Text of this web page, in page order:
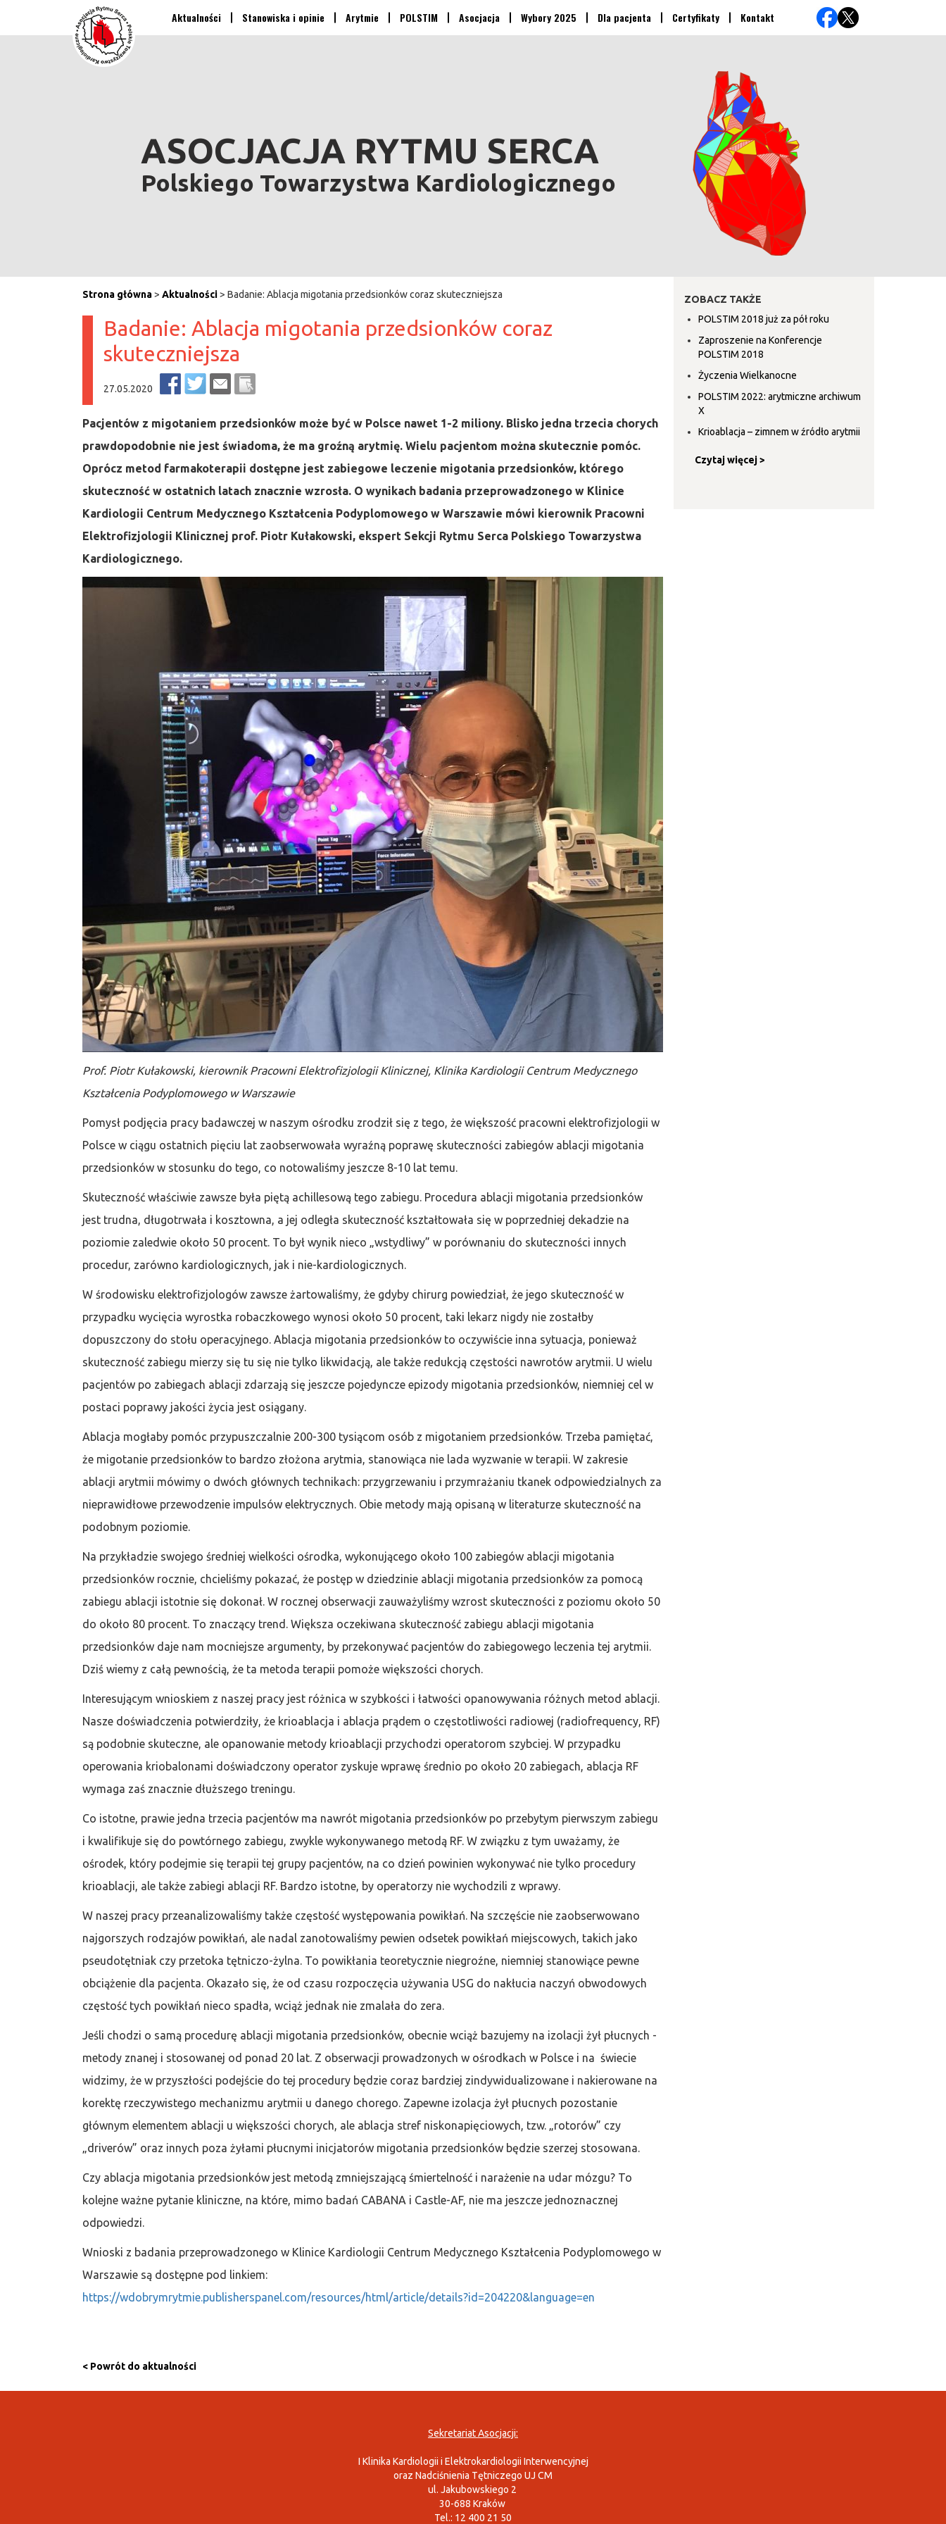
Aktualności Stanowiska i opinie Arytmie POLSTIM Asocjacja Wybory 2025 Dla pacjenta Certyfikaty Kontakt
ASOCJACJA RYTMU SERCA
Polskiego Towarzystwa Kardiologicznego
Strona główna> Aktualności> Badanie: Ablacja migotania przedsionków coraz skuteczniejsza
Badanie: Ablacja migotania przedsionków coraz
skuteczniejsza
27.05.2020
Pacjentów z migotaniem przedsionków może być w Polsce nawet 1-2 miliony. Blisko jedna trzecia chorych
prawdopodobnie nie jest świadoma, że ma groźną arytmię. Wielu pacjentom można skutecznie pomóc.
Oprócz metod farmakoterapii dostępne jest zabiegowe leczenie migotania przedsionków, którego
skuteczność w ostatnich latach znacznie wzrosła. O wynikach badania przeprowadzonego w Klinice
Kardiologii Centrum Medycznego Kształcenia Podyplomowego w Warszawie mówi kierownik Pracowni
Elektrofizjologii Klinicznej prof. Piotr Kułakowski, ekspert Sekcji Rytmu Serca Polskiego Towarzystwa
Kardiologicznego.
Prof. Piotr Kułakowski, kierownik Pracowni Elektrofizjologii Klinicznej, Klinika Kardiologii Centrum Medycznego
Kształcenia Podyplomowegow Warszawie
Pomysł podjęcia pracy badawczej w naszym ośrodku zrodził się z tego, że większość pracowni elektrofizjologii w
Polsce w ciągu ostatnich pięciu lat zaobserwowała wyraźną poprawę skuteczności zabiegów ablacji migotania
przedsionków w stosunku do tego, co notowaliśmy jeszcze 8-10 lat temu.
Skuteczność właściwie zawsze była piętą achillesową tego zabiegu. Procedura ablacji migotania przedsionków
jest trudna, długotrwała i kosztowna, a jej odległa skuteczność kształtowała się w poprzedniej dekadzie na
poziomie zaledwie około 50 procent. To był wynik nieco „wstydliwy” w porównaniu do skuteczności innych
procedur, zarówno kardiologicznych, jak i nie-kardiologicznych.
W środowisku elektrofizjologów zawsze żartowaliśmy, że gdyby chirurg powiedział, że jego skuteczność w
przypadku wycięcia wyrostka robaczkowego wynosi około 50 procent, taki lekarz nigdy nie zostałby
dopuszczony do stołu operacyjnego. Ablacja migotania przedsionków to oczywiście inna sytuacja, ponieważ
skuteczność zabiegu mierzy się tu się nie tylko likwidacją, ale także redukcją częstości nawrotów arytmii. U wielu
pacjentów po zabiegach ablacji zdarzają się jeszcze pojedyncze epizody migotania przedsionków, niemniej cel w
postaci poprawy jakości życia jest osiągany.
Ablacja mogłaby pomóc przypuszczalnie 200-300 tysiącom osób z migotaniem przedsionków. Trzeba pamiętać,
że migotanie przedsionków to bardzo złożona arytmia, stanowiąca nie lada wyzwanie w terapii. W zakresie
ablacji arytmii mówimy o dwóch głównych technikach: przygrzewaniu i przymrażaniu tkanek odpowiedzialnych za
nieprawidłowe przewodzenie impulsów elektrycznych. Obie metody mają opisaną w literaturze skuteczność na
podobnym poziomie.
Na przykładzie swojego średniej wielkości ośrodka, wykonującego około 100 zabiegów ablacji migotania
przedsionków rocznie, chcieliśmy pokazać, że postęp w dziedzinie ablacji migotania przedsionków za pomocą
zabiegu ablacji istotnie się dokonał. W rocznej obserwacji zauważyliśmy wzrost skuteczności z poziomu około 50
do około 80 procent. To znaczący trend. Większa oczekiwana skuteczność zabiegu ablacji migotania
przedsionków daje nam mocniejsze argumenty, by przekonywać pacjentów do zabiegowego leczenia tej arytmii.
Dziś wiemy z całą pewnością, że ta metoda terapii pomoże większości chorych.
Interesującym wnioskiem z naszej pracy jest różnica w szybkości i łatwości opanowywania różnych metod ablacji.
Nasze doświadczenia potwierdziły, że krioablacja i ablacja prądem o częstotliwości radiowej (radiofrequency, RF)
są podobnie skuteczne, ale opanowanie metody krioablacji przychodzi operatorom szybciej. W przypadku
operowania kriobalonami doświadczony operator zyskuje wprawę średnio po około 20 zabiegach, ablacja RF
wymaga zaś znacznie dłuższego treningu.
Co istotne, prawie jedna trzecia pacjentów ma nawrót migotania przedsionków po przebytym pierwszym zabiegu
i kwalifikuje się do powtórnego zabiegu, zwykle wykonywanego metodą RF. W związku z tym uważamy, że
ośrodek, który podejmie się terapii tej grupy pacjentów, na co dzień powinien wykonywać nie tylko procedury
krioablacji, ale także zabiegi ablacji RF. Bardzo istotne, by operatorzy nie wychodzili z wprawy.
W naszej pracy przeanalizowaliśmy także częstość występowania powikłań. Na szczęście nie zaobserwowano
najgorszych rodzajów powikłań, ale nadal zanotowaliśmy pewien odsetek powikłań miejscowych, takich jako
pseudotętniak czy przetoka tętniczo-żylna. To powikłania teoretycznie niegroźne, niemniej stanowiące pewne
obciążenie dla pacjenta. Okazało się, że od czasu rozpoczęcia używania USG do nakłucia naczyń obwodowych
częstość tych powikłań nieco spadła, wciąż jednak nie zmalała do zera.
Jeśli chodzi o samą procedurę ablacji migotania przedsionków, obecnie wciąż bazujemy na izolacji żył płucnych -
metody znanej i stosowanej od ponad 20 lat. Z obserwacji prowadzonych w ośrodkach w Polsce i na świecie
widzimy, że w przyszłości podejście do tej procedury będzie coraz bardziej zindywidualizowane i nakierowane na
korektę rzeczywistego mechanizmu arytmii u danego chorego. Zapewne izolacja żył płucnych pozostanie
głównym elementem ablacji u większości chorych, ale ablacja stref niskonapięciowych, tzw. „rotorów” czy
„driverów” oraz innych poza żyłami płucnymi inicjatorów migotania przedsionków będzie szerzej stosowana.
Czy ablacja migotania przedsionków jest metodą zmniejszającą śmiertelność i narażenie na udar mózgu? To
kolejne ważne pytanie kliniczne, na które, mimo badań CABANA i Castle-AF, nie ma jeszcze jednoznacznej
odpowiedzi.
Wnioski z badania przeprowadzonego w Klinice Kardiologii Centrum Medycznego Kształcenia Podyplomowego w
Warszawie są dostępne pod linkiem:
https://wdobrymrytmie.publisherspanel.com/resources/html/article/details?id=204220&language=en
< Powrót do aktualności
ZOBACZ TAKŻE
POLSTIM 2018 już za pół roku
Zaproszenie na Konferencje
POLSTIM 2018
Życzenia Wielkanocne
POLSTIM 2022: arytmiczne archiwum
X
Krioablacja – zimnem w źródło arytmii
Czytaj więcej >
Sekretariat Asocjacji:
I Klinika Kardiologii i Elektrokardiologii Interwencyjnej
oraz Nadciśnienia Tętniczego UJ CM
ul. Jakubowskiego 2
30-688 Kraków
Tel.: 12 400 21 50